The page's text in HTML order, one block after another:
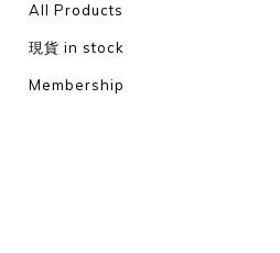
All Products
現貨 in stock
Membership